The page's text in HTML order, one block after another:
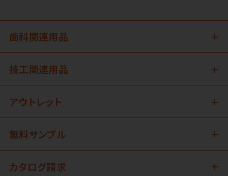
歯科関連用品
技工関連用品
アウトレット
無料サンプル
カタログ請求